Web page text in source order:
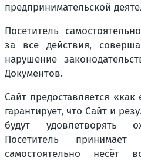
предпринимательской
Посетитель
за все действия,
нарушение
Документов.
Сайт предоставляется
гарантирует, что Сайт и
будут удовлетворять
Посетитель
самостоятельно несёт